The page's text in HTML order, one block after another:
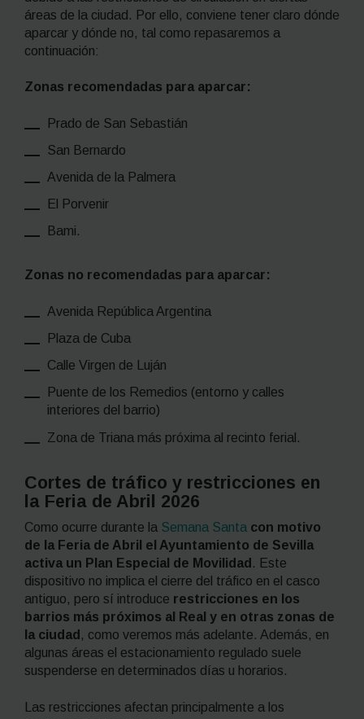
áreas de la ciudad. Por ello, conviene tener claro dónde
aparcar y dónde no, tal como repasaremos a
continuación:
Zonas recomendadas para aparcar:
Prado de San Sebastián
San Bernardo
Avenida de la Palmera
El Porvenir
Bami.
Zonas no recomendadas para aparcar:
Avenida República Argentina
Plaza de Cuba
Calle Virgen de Luján
Puente de los Remedios (entorno y calles
interiores del barrio)
Zona de Triana más próxima al recinto ferial.
Cortes de tráfico y restricciones en
la Feria de Abril 2026
Como ocurre durante la Semana Santa con motivo
de la Feria de Abril el Ayuntamiento de Sevilla
activa un Plan Especial de Movilidad . Este
dispositivo no implica el cierre del tráfico en el casco
antiguo, pero sí introduce restricciones en los
barrios más próximos al Real y en otras zonas de
la ciudad , como veremos más adelante. Además, en
algunas áreas el estacionamiento regulado suele
suspenderse en determinados días u horarios.
Las restricciones afectan principalmente a los